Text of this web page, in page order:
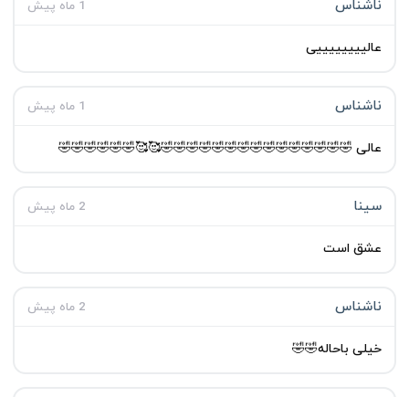
ناشناس 1 ماه پیش
عالییییییییی
ناشناس 1 ماه پیش
عالی 🤣🤣🤣🤣🤣🤣🤣🤣🤣🤣🤣🤣🤣🤣🤣🥰🥰🤣🤣🤣🤣🤣🤣
سینا 2 ماه پیش
عشق است
ناشناس 2 ماه پیش
خیلی باحاله🤣🤣